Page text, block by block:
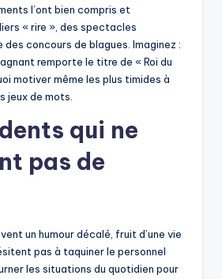
l’ont bien compris et
« rire », des spectacles
des concours de blagues. Imaginez :
remporte le titre de « Roi du
motiver même les plus timides à
jeux de mots.
qui ne
pas de
un humour décalé, fruit d’une vie
pas à taquiner le personnel
les situations du quotidien pour